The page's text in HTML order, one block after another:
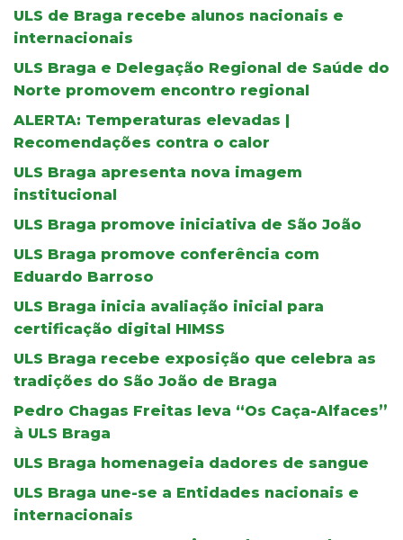
ULS de Braga recebe alunos nacionais e
internacionais
ULS Braga e Delegação Regional de Saúde do
Norte promovem encontro regional
ALERTA: Temperaturas elevadas |
Recomendações contra o calor
ULS Braga apresenta nova imagem
institucional
ULS Braga promove iniciativa de São João
ULS Braga promove conferência com
Eduardo Barroso
ULS Braga inicia avaliação inicial para
certificação digital HIMSS
ULS Braga recebe exposição que celebra as
tradições do São João de Braga
Pedro Chagas Freitas leva “Os Caça-Alfaces”
à ULS Braga
ULS Braga homenageia dadores de sangue
ULS Braga une-se a Entidades nacionais e
internacionais